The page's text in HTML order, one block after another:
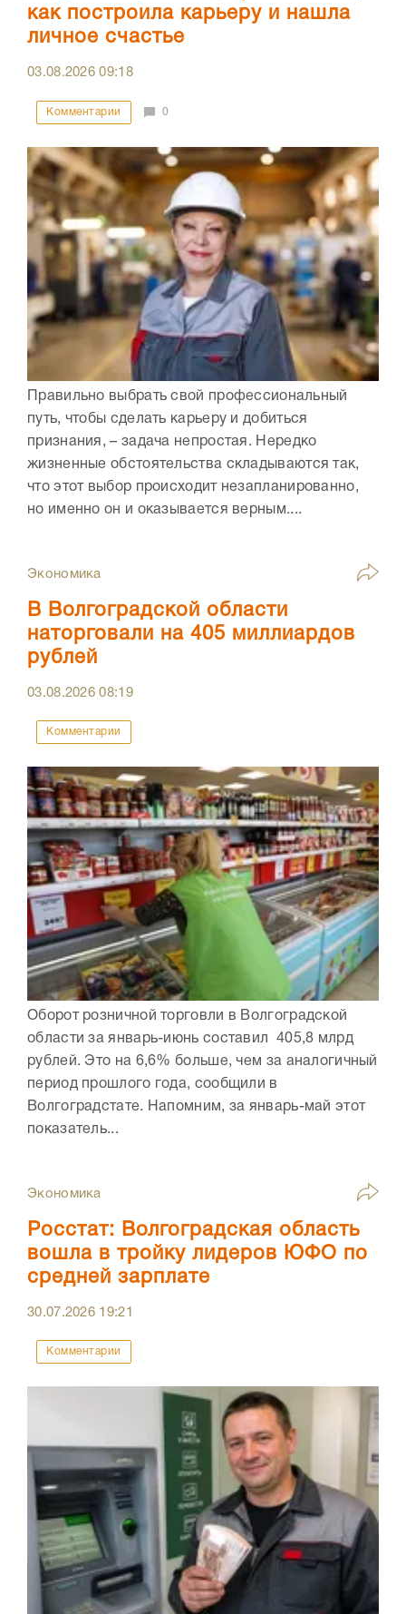
как построила карьеру и нашла
личное счастье
03.08.202609:18
Комментарии 0
Правильно выбрать свой профессиональный
путь, чтобы сделать карьеру и добиться
признания, – задача непростая. Нередко
жизненные обстоятельства складываются так,
что этот выбор происходит незапланированно,
но именно он и оказывается верным....
Экономика
В Волгоградской области
наторговали на 405 миллиардов
рублей
03.08.202608:19
Комментарии
Оборот розничной торговли в Волгоградской
области за январь-июнь составил 405,8 млрд
рублей. Это на 6,6% больше, чем за аналогичный
период прошлого года, сообщили в
Волгоградстате. Напомним, за январь-май этот
показатель...
Экономика
Росстат: Волгоградская область
вошла в тройку лидеров ЮФО по
средней зарплате
30.07.2026 19:21
Комментарии